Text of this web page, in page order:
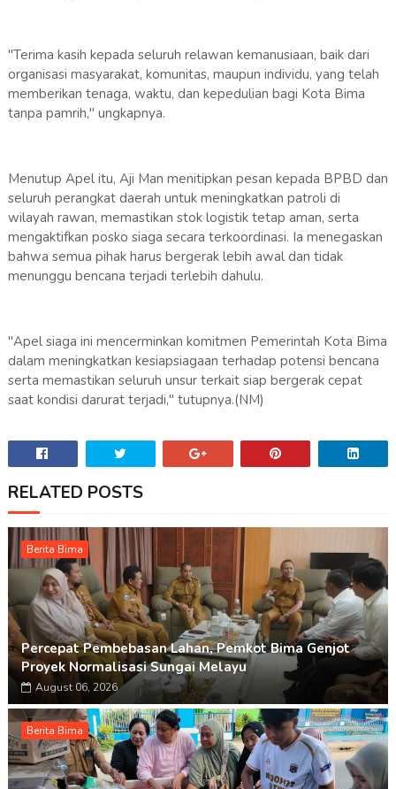
"Terima kasih kepada seluruh relawan kemanusiaan, baik dari
organisasi masyarakat, komunitas, maupun individu, yang telah
memberikan tenaga, waktu, dan kepedulian bagi Kota Bima
tanpa pamrih," ungkapnya.
Menutup Apel itu, Aji Man menitipkan pesan kepada BPBD dan
seluruh perangkat daerah untuk meningkatkan patroli di
wilayah rawan, memastikan stok logistik tetap aman, serta
mengaktifkan posko siaga secara terkoordinasi. Ia menegaskan
bahwa semua pihak harus bergerak lebih awal dan tidak
menunggu bencana terjadi terlebih dahulu.
"Apel siaga ini mencerminkan komitmen Pemerintah Kota Bima
dalam meningkatkan kesiapsiagaan terhadap potensi bencana
serta memastikan seluruh unsur terkait siap bergerak cepat
saat kondisi darurat terjadi," tutupnya.(NM)
RELATED POSTS
Berita Bima
Percepat Pembebasan Lahan, Pemkot Bima Genjot
Proyek Normalisasi Sungai Melayu
August 06, 2026
Berita Bima